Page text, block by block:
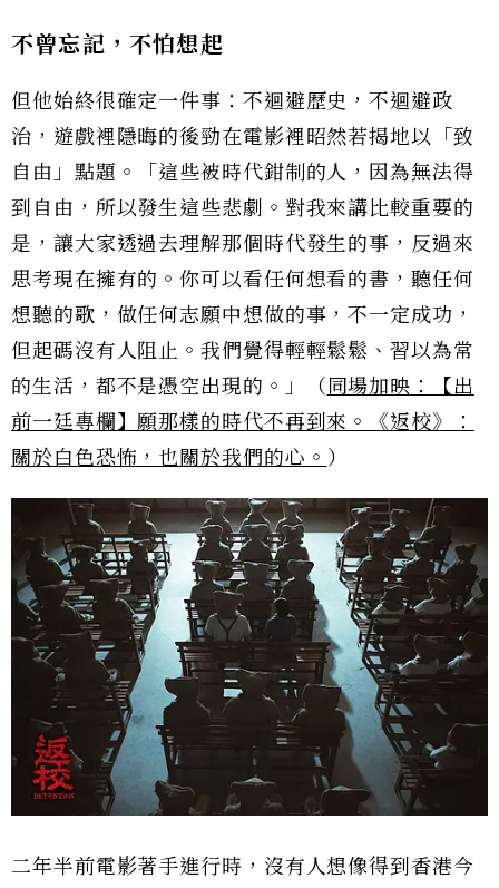
不曾忘記，不怕想起
但他始終很確定一件事：不迴避歷史，不迴避政
治，遊戲裡隱晦的後勁在電影裡昭然若揭地以「致
自由」點題。「這些被時代鉗制的人，因為無法得
到自由，所以發生這些悲劇。對我來講比較重要的
是，讓大家透過去理解那個時代發生的事，反過來
思考現在擁有的。你可以看任何想看的書，聽任何
想聽的歌，做任何志願中想做的事，不一定成功，
但起碼沒有人阻止。我們覺得輕輕鬆鬆、習以為常
的生活，都不是憑空出現的。」（同場加映：【出
前一廷專欄】願那樣的時代不再到來。《返校》：
關於白色恐怖，也關於我們的心。 ）
二年半前電影著手進行時，沒有人想像得到香港今